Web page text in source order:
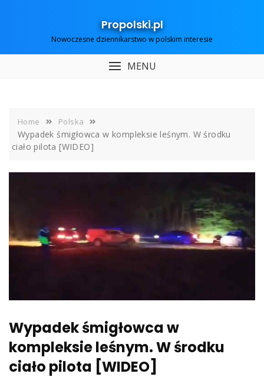
Propolski.pl
Nowoczesne dziennikarstwo w polskim interesie
MENU
Home Polska
Wypadek śmigłowca w kompleksie leśnym. W środku
ciało pilota [WIDEO]
Wypadek śmigłowca w
kompleksie leśnym. W środku
ciało pilota [WIDEO]